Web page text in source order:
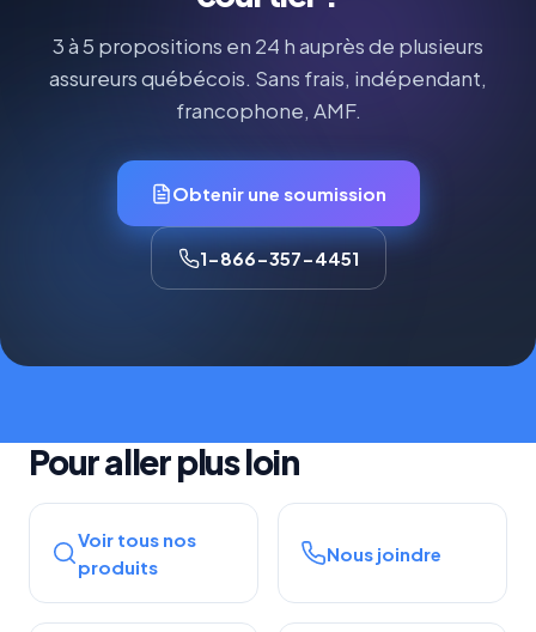
3 à 5 propositions en 24 h auprès de plusieurs
assureurs québécois. Sans frais, indépendant,
francophone, AMF.
Obtenir une soumission
1-866-357-4451
Pour aller plus loin
Voir tous nos
produits
Nous joindre